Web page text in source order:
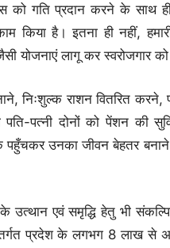
को गति प्रदान करने के साथ
है। इतना ही नहीं, हमारी
योजनाएं लागू कर स्वरोजगार को
निःशुल्क राशन वितरित करने,
पत्नी दोनों को पेंशन की
उनका जीवन बेहतर बनाने
उत्थान एवं समृद्धि हेतु भी
प्रदेश के लगभग 8 लाख से